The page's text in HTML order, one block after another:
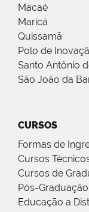
Macaé
Maricá
Quissamã
Polo de
Santo Antônio
São João da
CURSOS
Formas de
Cursos
Cursos de
Pós-Graduação
Educação a